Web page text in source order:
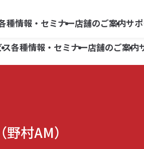
よくあるご質問 リスク・手数
債券
各種情報・セミナー店舗のご案内
三条支店
iDeCo
種情報・セミナー店舗のご案内
小出支店
サ
村AM）